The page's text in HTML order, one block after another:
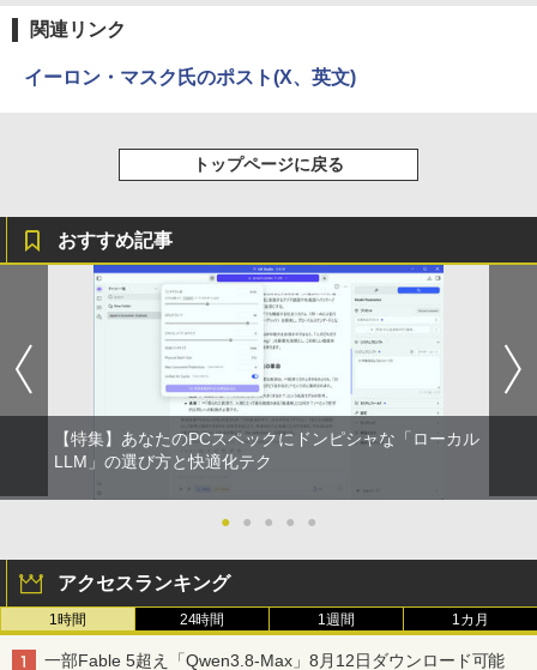
関連リンク
イーロン・マスク氏のポスト(X、英文)
トップページに戻る
おすすめ記事
【特集】あなたのPCスペックにドンピシャな「ローカル
LLM」の選び方と快適化テク
● ● ● ● ●
アクセスランキング
1時間 24時間 1週間 1カ月
一部Fable 5超え「Qwen3.8-Max」8月12日ダウンロード可能